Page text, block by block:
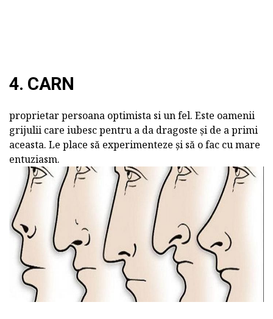
4. CARN
proprietar persoana optimista si un fel. Este oamenii
grijulii care iubesc pentru a da dragoste și de a primi
aceasta. Le place să experimenteze și să o fac cu mare
entuziasm.